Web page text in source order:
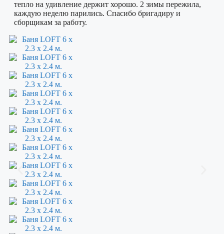
тепло на удивление держит хорошо. 2 зимы пережила,
каждую неделю парились. Спасибо бригадиру и
сборщикам за работу.